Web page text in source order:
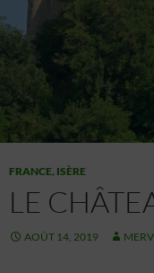
FRANCE, ISÈRE
LE
AOÛT 14, 2019